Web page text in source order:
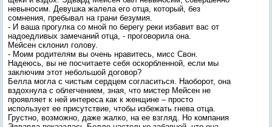
невыносим. Девушка жалела его отца, который, без
сомнения, пребывал на грани безумия.
- И ваша прогулка со мной по берегу реки избавит вас от
надоедливых замечаний отца, - проговорила она.
Мейсен склонил голову.
- Моим родителям вы очень нравитесь, мисс Свон.
Надеюсь, вы не посчитаете себя оскорбленной, если мы
заключим этот небольшой договор?
Белла могла с чистым сердцем согласиться. Наоборот, она
вздохнула с облегчением, зная, что мистер Мейсен не
проявляет к ней интереса как к женщине – просто
использует ее присутствие, чтобы избежать гнева отца.
Грустно, возможно, даже жалко, на ее взгляд. Но компания